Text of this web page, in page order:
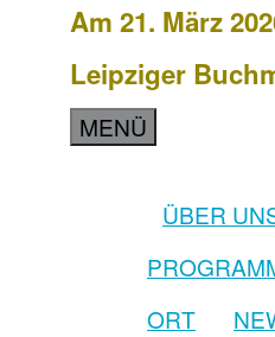
Am 21. März
Leipziger
MENÜ
ÜBER
ORT